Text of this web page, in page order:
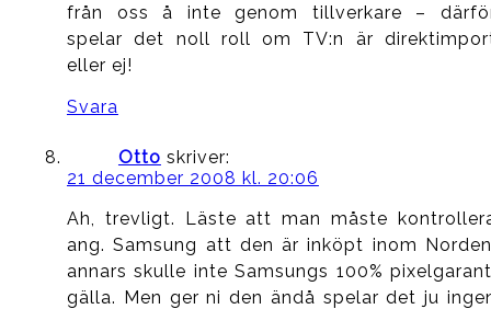
från oss å inte genom tillverkare –
spelar det noll roll om TV:n är
eller ej!
Svara
Otto skriver:
21 december 2008 kl. 20:06
Ah, trevligt. Läste att man måste
ang. Samsung att den är inköpt inom
annars skulle inte Samsungs 100%
gälla. Men ger ni den ändå spelar det ju